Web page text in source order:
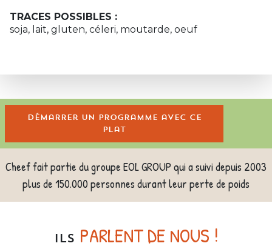
TRACES POSSIBLES :
soja, lait, gluten, céleri, moutarde, oeuf
Démarrer un programme avec ce
plat
Cheef fait partie du groupe EOL GROUP qui a suivi depuis 2003
plus de 150.000 personnes durant leur perte de poids
ILS PARLENT DE NOUS !